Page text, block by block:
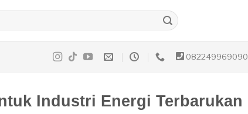
082249969090
Industri Energi Terbarukan